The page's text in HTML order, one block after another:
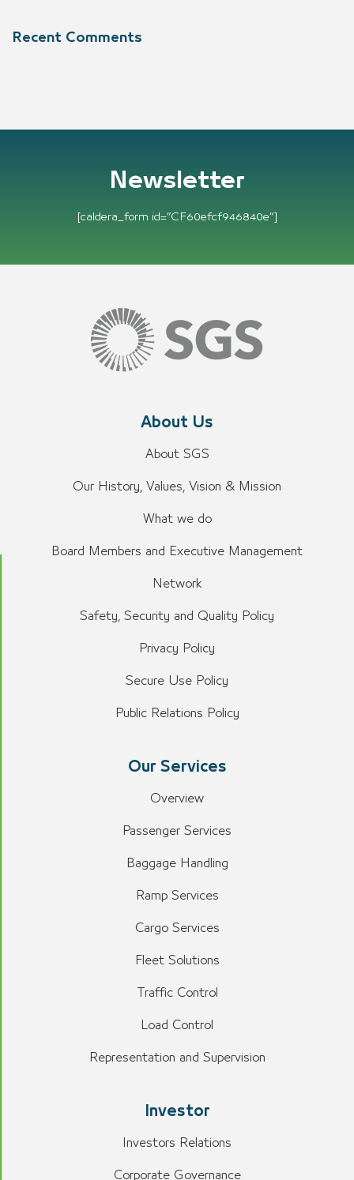
Recent Comments
Newsletter
[caldera_form id=”CF60efcf946840e”]
About Us
About SGS
Our History, Values, Vision & Mission
What we do
Board Members and Executive Management
Network
Safety, Security and Quality Policy
Privacy Policy
Secure Use Policy
Public Relations Policy
Our Services
Overview
Passenger Services
Baggage Handling
Ramp Services
Cargo Services
Fleet Solutions
Traffic Control
Load Control
Representation and Supervision
Investor
Investors Relations
Corporate Governance